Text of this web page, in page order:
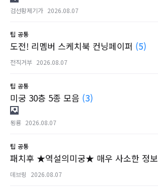
검선황제기가 2026.08.07
팁 공통
도전! 리멤버 스케치북 컨닝페이퍼 (5)
전직거부 2026.08.07
팁 공통
미궁 30층 5종 모음 (3)
묑룡 2026.08.07
팁 공통
패치후 ★역설의미궁★ 매우 사소한 정보
데브링 2026.08.07